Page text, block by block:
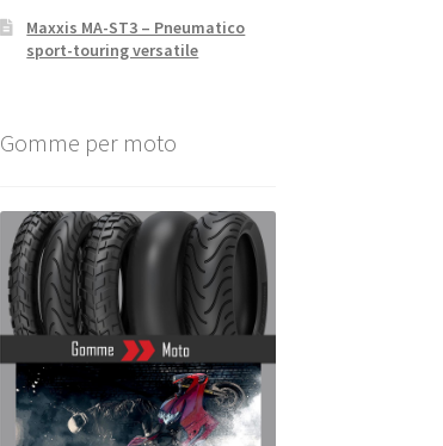
Maxxis MA-ST3 – Pneumatico
sport-touring versatile
Gomme per moto